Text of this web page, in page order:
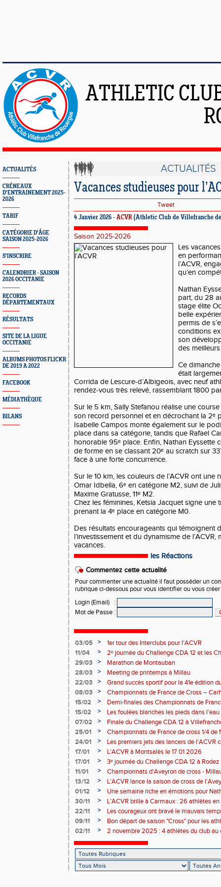
ATHLETIC
ACTUALITÉS
CRÉNEAUX
D'ENTRAINEMENT 2025-
2026
TARIF
CATÉGORIE D'ÂGE
SAISON 2025-2026
S'INSCRIRE
CALENDRIER - SAISON
2026 OCCITANIE
RECORDS
DÉPARTEMENTAUX
RÉSULTATS
SITE DE LA LIGUE
OCCITANIE
ALBUMS PHOTOS FLICKR
DE 2019 A 2022
FACEBOOK
MÉDIATHÈQUE
BILANS
ACTUALITÉS
Vacances studieuses pour
Tweet
4 Janvier 2026 - ACVR (Athletic Club de Villefranche
Saison 2025-2026
Les
en
l’ACVR,
qu’en
Nathan
part, du 28
stage élite
belle
permis de
conditions
son
des
Ce
était
Corrida de Lescure-d’Albigeois, avec neuf
rendez-vous très relevé, rassemblant 1800
Sur le 5 km, Sally Stefanou réalise une
son record personnel et en décrochant la 2ᵉ
Isabelle Campos monte également sur le
place dans sa catégorie, tandis que Rafael
honorable 95ᵉ place. Enfin, Nathan Eyssette
de forme en se classant 20ᵉ au scratch sur
face à une forte concurrence.
Sur le 10 km, les couleurs de l’ACVR ont une
Omar Idbella, 6ᵉ en catégorie M2, suivi de
Maxime Gratusse, 11ᵉ M2.
Chez les féminines, Ketsia Jacquet signe une
prenant la 4ᵉ place en catégorie M0.
Des résultats encourageants qui témoignent
l’investissement et du dynamisme de
vacances.
les Réactions
Commentez cette actualité
Pour commenter une actualité il faut posséder un
rubrique ci-dessous pour vous identifier ou vous
Login (Email)
:
Mot de Passe :
03/05 >
1er tour des Interclubs pour l'ACVR
11/04
>
2ᵉ journée du Challenge CDA 12 et les
29/03
>
Marathon de Montauban
28/03
>
Meeting de printemps à Millau
22/03
>
Grand succès sportif pour la 41e édition
malgré un problème côté randonnée
08/03 >
Championnats de France de Cross –
15/02
>
Demi-finales des Championnats de
15/02
>
Les foulées blanches les pieds dans
performances individuelles
07/02 >
Finale du Challenge CDA 12 à
25/01
>
Championnats de France de cross 1/4
la-Grave 25 01 2026
24/01 >
Les premiers jets des lancers de l'ACVR
Rodez
17/01 >
L'ACVR à Montsalès le 17 01 2026
17/01
>
3ᵉ journée du Challenge CDA 12 à Rodez
11/01
>
Championnats d'Aveyron de cross -
13/12
>
L’ACVR lance la saison de cross de
01/12
>
Une semaine riche en émotions pour
de l’ACVR
30/11 >
L’ACVR brille à Carmaux : 26 athlètes
country international Hubert André
22/11 >
Les courageux ont bravé le mauvais
09/11
>
Bon départ de saison "Cross" pour les
départ pris à Nice
02/11 > 2 novembre 2025 : 4 athlètes du club au